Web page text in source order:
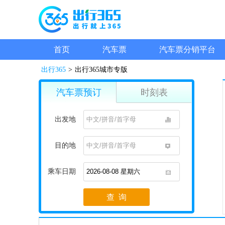
首页 汽车票 汽车票分销平台
出行365 > 出行365城市专版
汽车票预订 时刻表
出发地
目的地
1
乘车日期
1
查 询